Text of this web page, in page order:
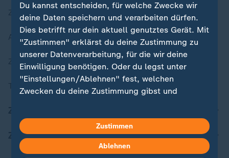
Zuletzt veröffentlicht
Aktuelle Sendungs-Videos
ZDFheute Stories
Themen im Überblick
ZDFheute Apps
Du kannst entscheiden, für welche Zwecke wir
deine Daten speichern und verarbeiten dürfen.
Dies betrifft nur dein aktuell genutztes Gerät. Mit
"Zustimmen" erklärst du deine Zustimmung zu
unserer Datenverarbeitung, für die wir deine
Einwilligung benötigen. Oder du legst unter
"Einstellungen/Ablehnen" fest, welchen
Zwecken du deine Zustimmung gibst und
in deinen Einstellungen widerrufen oder ändern.
Hier findest du das Impressum.
Zustimmen
Ablehnen